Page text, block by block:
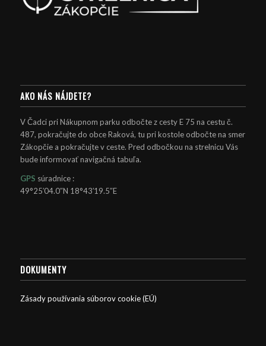
AKO NÁS NÁJDETE?
V Čadci pri Nákupnom parku odbočte z cesty E 75 na cestu č.
487, pokračujte do obce Raková, tu pri kostole odbočte na smer
Zákopčie a pokračujte v ceste. Pred odbočkou na strelnicu Vás
bude informovať navigačná tabuľa.
GPS súradnice :
49°25′04.0″N 18°43′19.5″E
DOKUMENTY
Zásady používania súborov cookie (EÚ)